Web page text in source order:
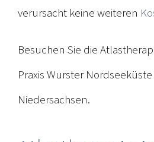
verursacht keine weiteren
Besuchen Sie die
Praxis Wurster
Niedersachsen.